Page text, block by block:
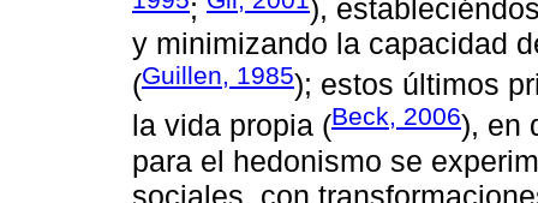
;
),
y minimizando la capacidad
(Guillen, 1985); estos últimos
la vida propia (Beck, 2006), en
para el hedonismo se
sociales, con